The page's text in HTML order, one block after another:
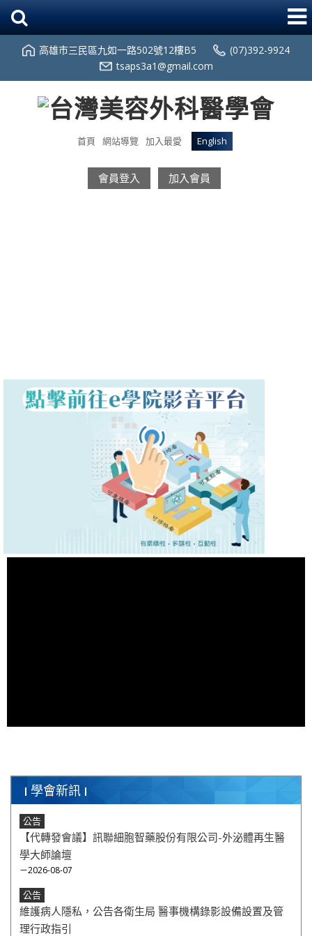
高雄市三民區九如一路502號12樓B5
(07)392-9924
tsaps3a1@gmail.com
首頁 網站導覽 加入最愛 English
會員登入 加入會員
學會新訊
公告
【代轉發會議】訊聯細胞智藥股份有限公司-外泌體再生醫
學大師論壇
－2026-08-07
公告
維護病人隱私，公告各衛生局 醫事機構錄影設備設置及管
理行政指引